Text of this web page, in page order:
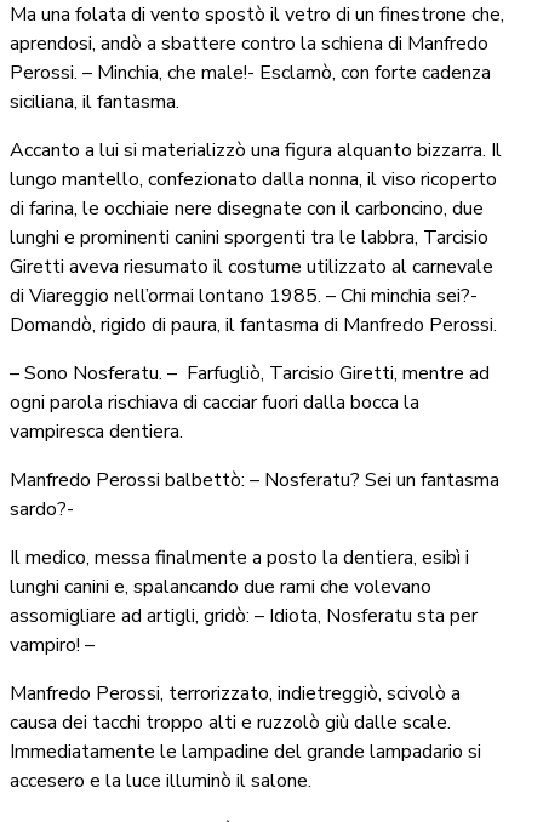
Ma una folata di vento spostò il vetro di un finestrone che,
aprendosi, andò a sbattere contro la schiena di Manfredo
Perossi. – Minchia, che male!- Esclamò, con forte cadenza
siciliana, il fantasma.
Accanto a lui si materializzò una figura alquanto bizzarra. Il
lungo mantello, confezionato dalla nonna, il viso ricoperto
di farina, le occhiaie nere disegnate con il carboncino, due
lunghi e prominenti canini sporgenti tra le labbra, Tarcisio
Giretti aveva riesumato il costume utilizzato al carnevale
di Viareggio nell’ormai lontano 1985. – Chi minchia sei?-
Domandò, rigido di paura, il fantasma di Manfredo Perossi.
– Sono Nosferatu. – Farfugliò, Tarcisio Giretti, mentre ad
ogni parola rischiava di cacciar fuori dalla bocca la
vampiresca dentiera.
Manfredo Perossi balbettò: – Nosferatu? Sei un fantasma
sardo?-
Il medico, messa finalmente a posto la dentiera, esibì i
lunghi canini e, spalancando due rami che volevano
assomigliare ad artigli, gridò: – Idiota, Nosferatu sta per
vampiro! –
Manfredo Perossi, terrorizzato, indietreggiò, scivolò a
causa dei tacchi troppo alti e ruzzolò giù dalle scale.
Immediatamente le lampadine del grande lampadario si
accesero e la luce illuminò il salone.